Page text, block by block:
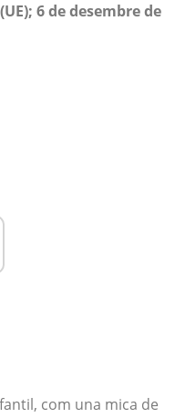
6 de desembre de
com una mica de